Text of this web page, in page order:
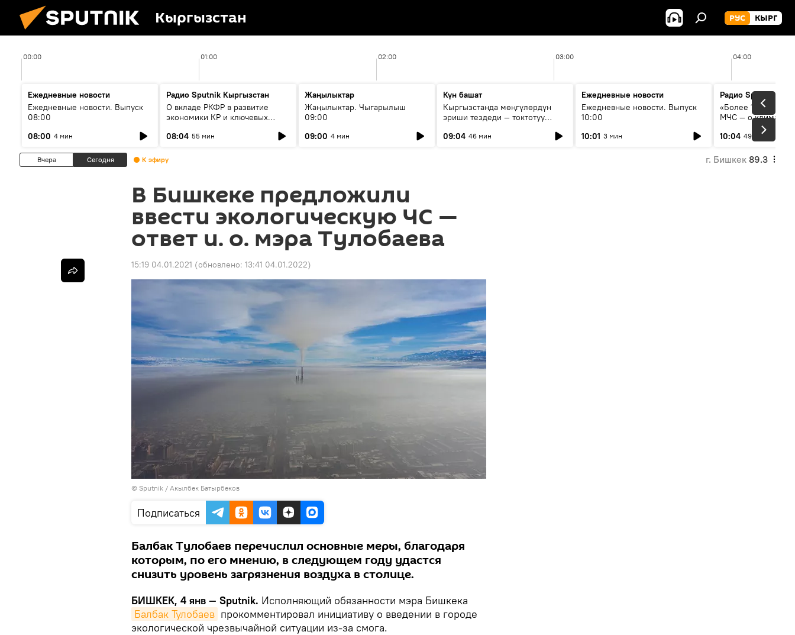
Кыргызстан РУС КЫРГ
00:00 01:00 02:00 03:00 04:00
Ежедневные новости
Ежедневные новости. Выпуск
08:00
08:00 4 мин
Радио Sputnik Кыргызстан
О вкладе РКФР в развитие
экономики КР и ключевых
08:04 55 мин
Жаңылыктар
Жаңылыктар. Чыгарылыш
09:00
09:00 4 мин
Күн башат
Кыргызстанда мөңгүлөрдүн
эриши тездеди — токтотуу
09:04 46 мин
Ежедневные новости
Ежедневные новости. Выпуск
10:00
10:01 3 мин
Радио Sputnik
«Более 1200 сёл в
МЧС — о климате,
системе
населения
10:04 49 мин
Вчера Сегодня К эфиру г. Бишкек 89.3
В Бишкеке предложили
ввести экологическую ЧС —
ответ и. о. мэра Тулобаева
15:19 04.01.2021 (обновлено: 13:41 04.01.2022)
© Sputnik / Акылбек Батырбеков
Подписаться
Балбак Тулобаев перечислил основные меры, благодаря
которым, по его мнению, в следующем году удастся
снизить уровень загрязнения воздуха в столице.
БИШКЕК, 4 янв — Sputnik. Исполняющий обязанности мэра Бишкека
Балбак Тулобаев прокомментировал инициативу о введении в городе
экологической чрезвычайной ситуации из-за смога.